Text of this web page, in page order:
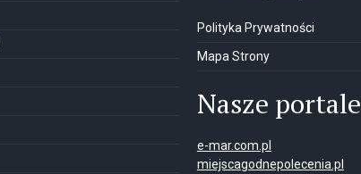
Polityka Prywatności
Mapa Strony
Nasze portale
e-mar.com.pl
miejscagodnepolecenia.pl